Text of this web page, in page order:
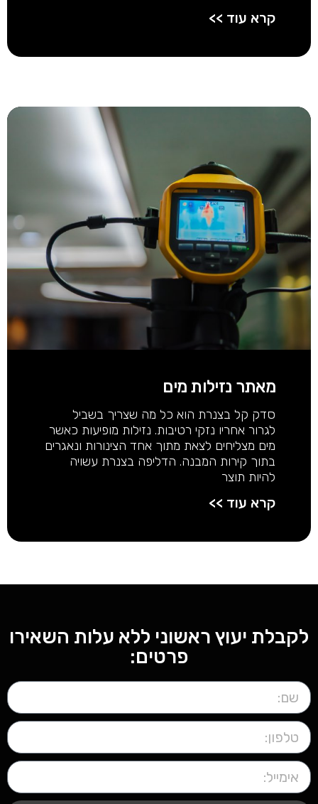
קרא עוד >>
מאתר נזילות מים
סדק קל בצנרת הוא כל מה שצריך בשביל
לגרור אחריו נזקי רטיבות. נזילות מופיעות כאשר
מים מצליחים לצאת מתוך אחד הצינורות ונאגרים
בתוך קירות המבנה. הדליפה בצנרת עשויה
להיות תוצר
קרא עוד >>
לקבלת יעוץ ראשוני ללא עלות השאירו
פרטים: